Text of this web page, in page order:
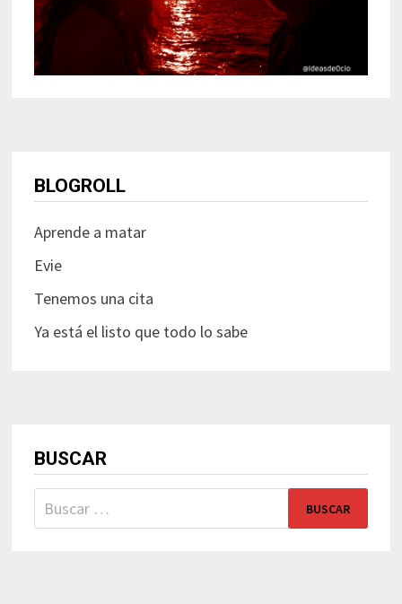
BLOGROLL
Aprende a matar
Evie
Tenemos una cita
Ya está el listo que todo lo sabe
BUSCAR
Buscar: